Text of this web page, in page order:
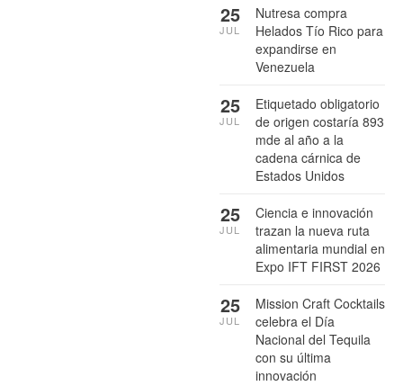
Nutresa compra
Helados Tío Rico para
expandirse en
Venezuela
25
JUL
Etiquetado obligatorio
de origen costaría 893
mde al año a la
cadena cárnica de
Estados Unidos
25
JUL
Ciencia e innovación
trazan la nueva ruta
alimentaria mundial en
Expo IFT FIRST 2026
25
JUL
Mission Craft Cocktails
celebra el Día
Nacional del Tequila
con su última
innovación
25
JUL